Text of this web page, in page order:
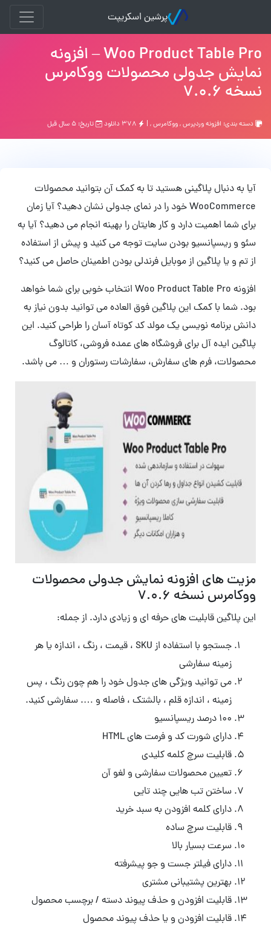
پرشین اسکریپت
Woo Product Table Pro – افزونه
نمایش جدولی محصولات ووکامرس
نسخه 7.0.6
دسته بندی: افزونه وردپرس,ووکامرس, | تاریخ: ۵ سال قبل
آیا به دنبال پلاگینی هستید تا به کمک آن بتوانید محصولات
WooCommerce خود را در نمای جدولی نشان دهید؟ آیا زمان
برای شما اهمیت دارد و کار هایتان را بهینه انجام می دهید؟ آیا به
سئو و ریسپانسیو بودن سایت توجه می کنید و پیش از استفاده
از تم و یا پلاگین از موبایل فرندلی بودن اطمینان حاصل می کنید؟
افزونه Woo Product Table Pro انتخاب خوبی برای شما خواهد
بود. شما با کمک این پلاگین فوق العاده می توانید بدون نیاز به
دانش برنامه نویسی یک مولد کد کوتاه آسان را طراحی کنید. این
پلاگین ایده آل برای فروشگاه های عمده فروشی، کاتالوگ
محصولات، فرم های سفارش، سفارشات رستوران و … می باشد.
مزیت های افزونه نمایش جدولی محصولات
ووکامرس نسخه ۷.۰.۶
این پلاگین قابلیت های حرفه ای و زیادی دارد. از جمله:
جستجو با استفاده از SKU ، قیمت ، رنگ ، اندازه یا هر
زمینه سفارشی
می توانید ویژگی های جدول خود را هم چون رنگ ، پس
زمینه ، اندازه قلم ، بالشتک ، فاصله و …. سفارشی کنید.
۱۰۰ درصد ریسپانسیو
دارای شورت کد و فرمت های HTML
قابلیت سرچ کلمه کلیدی
تعیین محصولات سفارشی و لغو آن
ساختن تب هایی چند تایی
دارای کلمه افزودن به سبد خرید
قابلیت سرچ ساده
سرعت بسیار بالا
دارای فیلتر جست و جو پیشرفته
بهترین پشتیبانی مشتری
قابلیت افزودن و حذف پیوند دسته / برچسب محصول
قابلیت افزودن و یا حذف پیوند محصول